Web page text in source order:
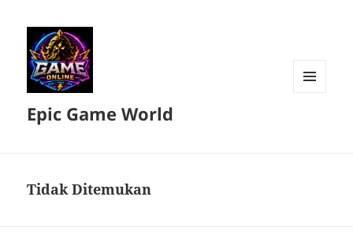
Epic Game World
Tidak Ditemukan